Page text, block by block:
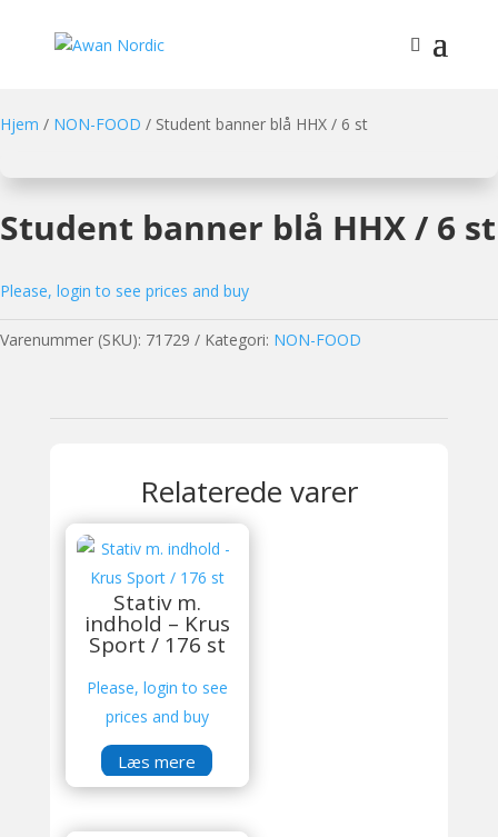
Hjem / NON-FOOD / Student banner blå HHX / 6 st
Student banner blå HHX / 6 st
Please, login to see prices and buy
Varenummer (SKU): 71729 Kategori: NON-FOOD
Relaterede varer
Stativ m.
indhold – Krus
Sport / 176 st
Please, login to see
prices and buy
Læs mere